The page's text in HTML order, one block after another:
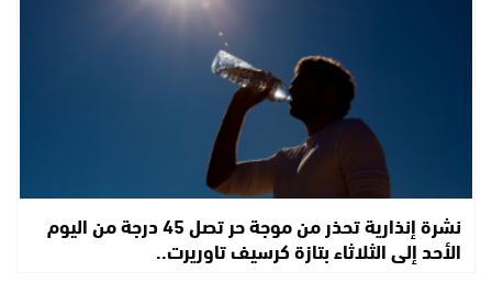
نشرة إنذارية تحذر من موجة حر تصل 45 درجة من اليوم
الأحد إلى الثلاثاء بتازة كرسيف تاوريرت..